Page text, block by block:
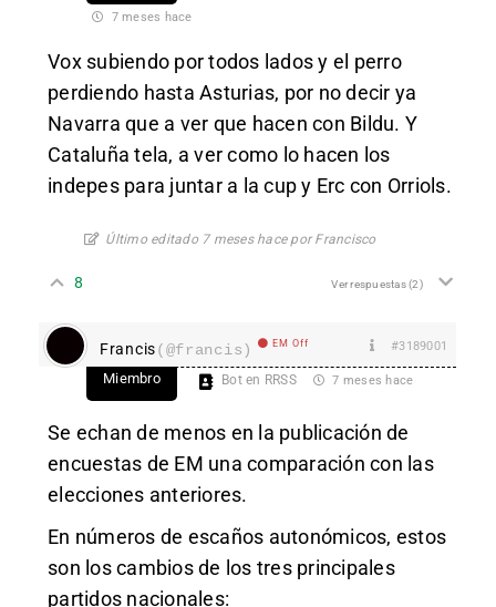
7 meses hace
Vox subiendo por todos lados y el perro
perdiendo hasta Asturias, por no decir ya
Navarra que a ver que hacen con Bildu. Y
Cataluña tela, a ver como lo hacen los
indepes para juntar a la cup y Erc con Orriols.
Último editado 7 meses hace por Francisco
8 Ver respuestas(2)
Francis(@francis) EM Off #3189001
Miembro Bot en RRSS 7 meses hace
Se echan de menos en la publicación de
encuestas de EM una comparación con las
elecciones anteriores.
En números de escaños autonómicos, estos
son los cambios de los tres principales
partidos nacionales: